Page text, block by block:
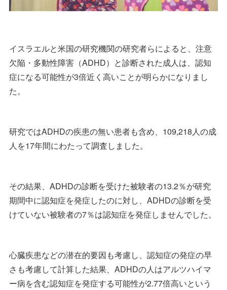
イスラエルと米国の研究機関の研究者らによると、注意
欠陥・多動性障害（ADHD）と診断された成人は、認知
症になる可能性が3倍近く高いことが明らかになりまし
た。
研究ではADHDの疾患の無い患者も含め、109,218人の成
人を17年間にわたって調査しました。
その結果、ADHDの診断を受けた被験者の13.2％が研究
期間中に認知症を発症したのに対し、ADHDの診断を受
けていない被験者の7％は認知症を発症しませんでした。
心臓疾患などの潜在的要因も考慮し、認知症の発症の早
さも考慮して計算した結果、ADHDの人はアルツハイマ
ー病を含む認知症を発症する可能性が2.77倍高いという